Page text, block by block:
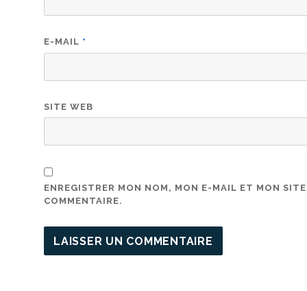
E-MAIL *
SITE WEB
ENREGISTRER MON NOM, MON E-MAIL ET MON
COMMENTAIRE.